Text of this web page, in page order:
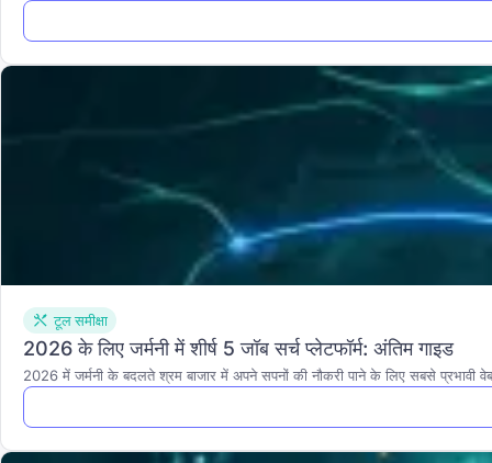
टूल समीक्षा
2026 के लिए जर्मनी में शीर्ष 5 जॉब सर्च प्लेटफॉर्म: अंतिम गाइड
2026 में जर्मनी के बदलते श्रम बाजार में अपने सपनों की नौकरी पाने के लिए सबसे प्रभावी